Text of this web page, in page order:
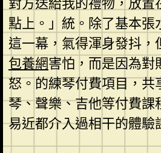
點上。」統。除了基本張
這一幕，氣得渾身發抖，
包養網害怕，而是因為對
怒。的練琴付費項目，共
琴、聲樂、吉他等付費課
易近都介入過相干的體驗